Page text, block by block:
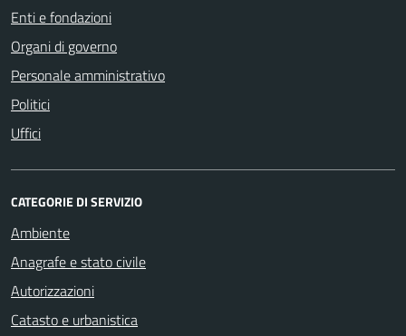
Enti e fondazioni
Organi di governo
Personale amministrativo
Politici
Uffici
CATEGORIE DI SERVIZIO
Ambiente
Anagrafe e stato civile
Autorizzazioni
Catasto e urbanistica